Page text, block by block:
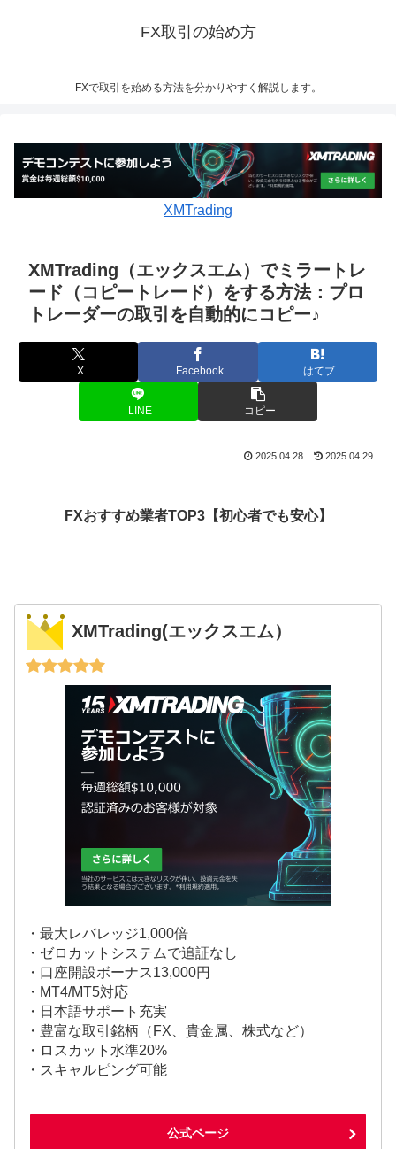
FX取引の始め方
FXで取引を始める方法を分かりやすく解説します。
XMTrading
XMTrading（エックスエム）でミラートレ
ード（コピートレード）をする方法：プロ
トレーダーの取引を自動的にコピー♪
X Facebook はてブ
LINE コピー
2025.04.28 2025.04.29
FXおすすめ業者TOP3【初心者でも安心】
XMTrading(エックスエム）
・最大レバレッジ1,000倍
・ゼロカットシステムで追証なし
・口座開設ボーナス13,000円
・MT4/MT5対応
・日本語サポート充実
・豊富な取引銘柄（FX、貴金属、株式など）
・ロスカット水準20%
・スキャルピング可能
公式ページ